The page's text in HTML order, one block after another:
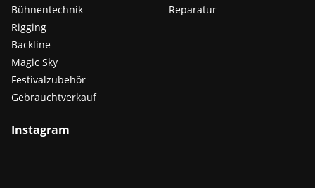
Bühnentechnik
Rigging
Backline
Magic Sky
Festivalzubehör
Gebrauchtverkauf
Reparatur
Instagram